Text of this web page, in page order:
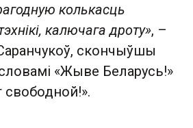
колькасць
калючага дроту », –
скончыўшы
«Жыве Беларусь!»
свободной!».